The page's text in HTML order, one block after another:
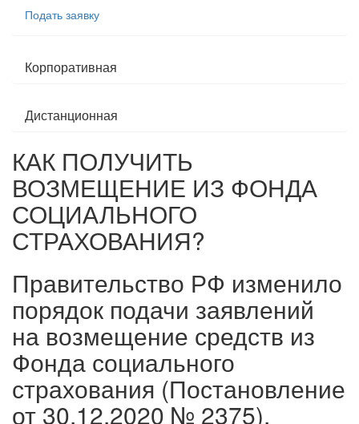
Подать заявку
Корпоративная
Дистанционная
КАК ПОЛУЧИТЬ
ВОЗМЕЩЕНИЕ ИЗ ФОНДА
СОЦИАЛЬНОГО
СТРАХОВАНИЯ?
Правительство РФ изменило
порядок подачи заявлений
на возмещение средств из
Фонда социального
страхования (Постановление
от 30.12.2020 № 2375).